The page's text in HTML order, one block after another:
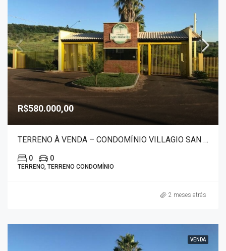
R$580.000,00
TERRENO À VENDA – CONDOMÍNIO VILLAGIO SAN RAFAELLO 8445
0 0
TERRENO, TERRENO CONDOMÍNIO
2 meses atrás
VENDA